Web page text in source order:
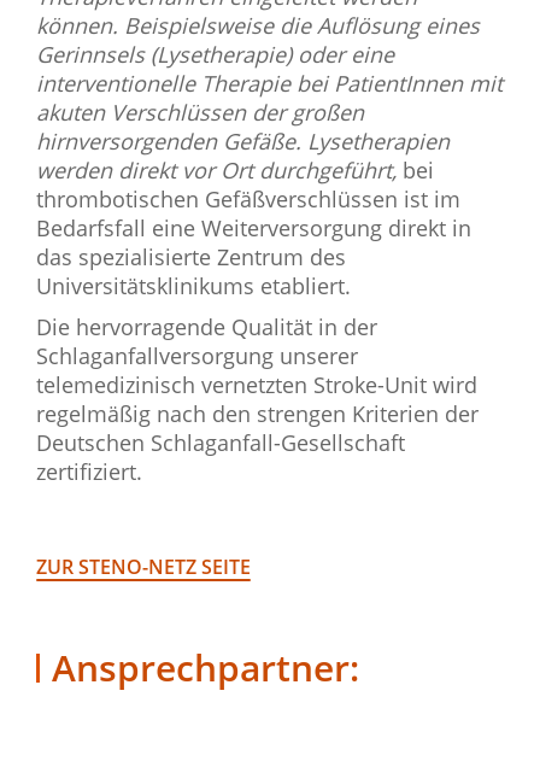
können. Beispielsweise die Auflösung eines
Gerinnsels (Lysetherapie) oder eine
interventionelle Therapie bei PatientInnen mit
akuten Verschlüssen der großen
hirnversorgenden Gefäße. Lysetherapien
werden direkt vor Ort durchgeführt, bei
thrombotischen Gefäßverschlüssen ist im
Bedarfsfall eine Weiterversorgung direkt in
das spezialisierte Zentrum des
Universitätsklinikums etabliert.
Die hervorragende Qualität in der
Schlaganfallversorgung unserer
telemedizinisch vernetzten Stroke-Unit wird
regelmäßig nach den strengen Kriterien der
Deutschen Schlaganfall-Gesellschaft
zertifiziert.
ZUR STENO-NETZ SEITE
Ansprechpartner: